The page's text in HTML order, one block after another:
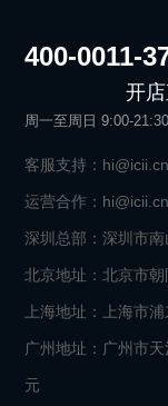
400-0011-
开
周一至周日 9:00-21:30
客服支持：hi@icii.cn
运营合作：hi@icii.cn
深圳总部：深圳市
北京地址：北京市
上海地址：上海市
广州地址：广州市
元